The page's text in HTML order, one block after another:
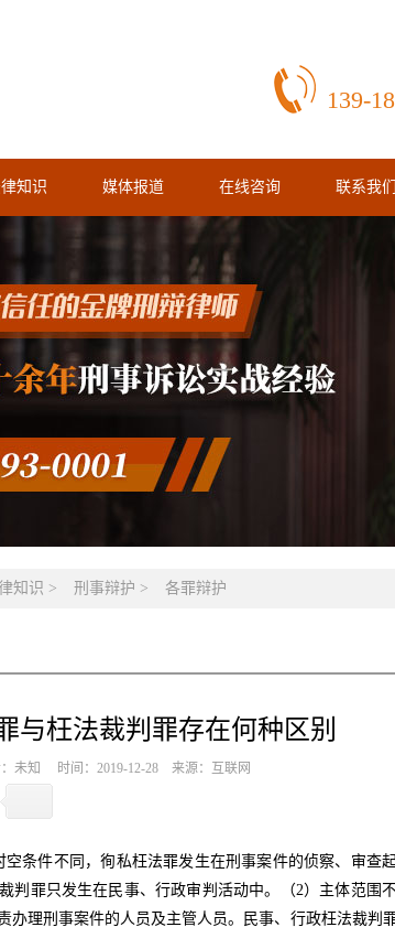
139-
知识 媒体报道 在线咨询 联系我们
知识 > 刑事辩护 > 各罪辩护
与枉法裁判罪存在何种区别
未知 时间：2019-12-28 来源：互联网
条件不同，徇私枉法罪发生在刑事案件的侦察、审查
判罪只发生在民事、行政审判活动中。（2）主体范围
办理刑事案件的人员及主管人员。民事、行政枉法裁判